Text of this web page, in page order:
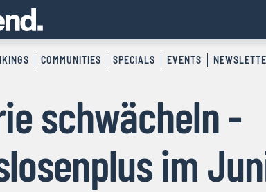
COMMUNITIES SPECIALS EVENTS
schwächeln -
im